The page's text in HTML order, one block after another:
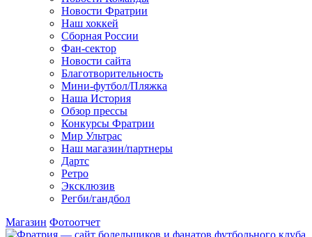
Новости Фратрии
Наш хоккей
Сборная России
Фан-cектор
Новости сайта
Благотворительность
Мини-футбол/Пляжка
Наша История
Обзор прессы
Конкурсы Фратрии
Мир Ультрас
Наш магазин/партнеры
Дартс
Ретро
Эксклюзив
Регби/гандбол
Магазин Фотоотчет